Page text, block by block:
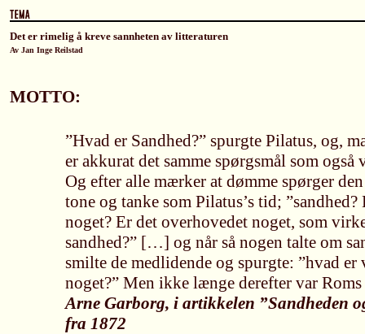
Det er rimelig å kreve sannheten av litteraturen
Av Jan Inge Reilstad
MOTTO:
”Hvad er Sandhed?” spurgte Pilatus, og,
er akkurat det samme spørgsmål som også
Og efter alle mærker at dømme spørger
tone og tanke som Pilatus’s tid;
noget? Er det overhovedet noget, som
sandhed?” […] og når så nogen talte om
smilte de medlidende og spurgte: ”hvad
noget?” Men ikke længe derefter var
Arne Garborg, i artikkelen ”Sandheden
fra 1872